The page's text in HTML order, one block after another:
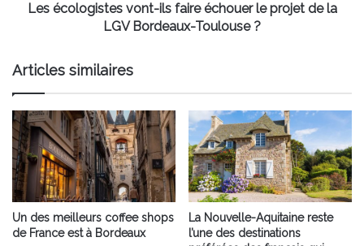
?
Les écologistes vont-ils faire échouer le projet de la
LGV Bordeaux-Toulouse ?
Articles similaires
Un des meilleurs coffee shops
de France est à Bordeaux
La Nouvelle-Aquitaine reste
l’une des destinations